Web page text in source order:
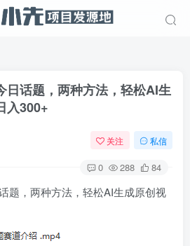
日话题，两种方法，轻松AI生
入300+
关注 私信
0 288 84
题，两种方法，轻松AI生成原创视